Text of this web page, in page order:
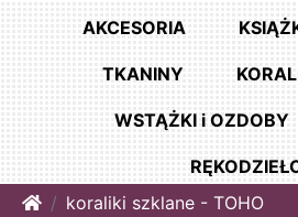
AKCESORIA
TKANINY
WSTĄŻKI i OZDOBY
Homekoraliki szklane - TOHO